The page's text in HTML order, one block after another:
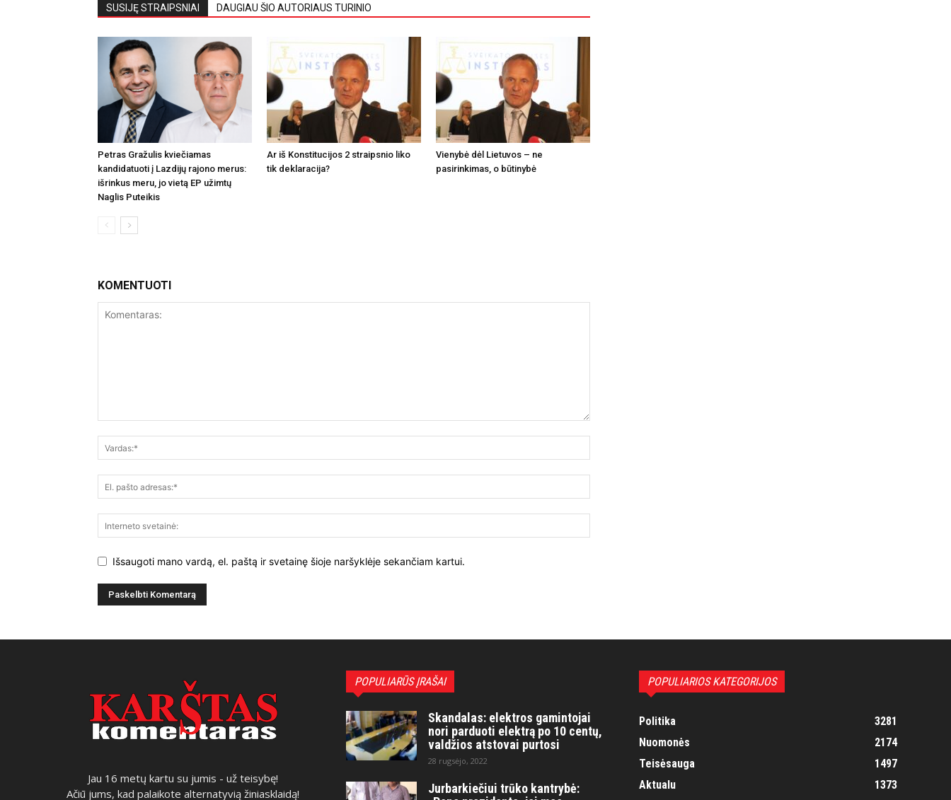
SUSIJĘ STRAIPSNIAI DAUGIAU ŠIO AUTORIAUS TURINIO
Petras Gražulis kviečiamas
kandidatuoti į Lazdijų rajono merus:
išrinkus meru, jo vietą EP užimtų
Naglis Puteikis
Ar iš Konstitucijos 2 straipsnio liko
tik deklaracija?
Vienybė dėl Lietuvos – ne
pasirinkimas, o būtinybė
KOMENTUOTI
Išsaugoti mano vardą, el. paštą ir svetainę šioje naršyklėje sekančiam kartui.
Jau 16 metų kartu su jumis - už teisybę!
Ačiū jums, kad palaikote alternatyvią žiniasklaidą!
POPULIARŪS ĮRAŠAI
Skandalas: elektros gamintojai
nori parduoti elektrą po 10 centų,
valdžios atstovai purtosi
28 rugsėjo, 2022
Jurbarkiečiui trūko kantrybė:
POPULIARIOS KATEGORIJOS
Politika
3281
Nuomonės
2174
Teisėsauga
1497
Aktualu
1373